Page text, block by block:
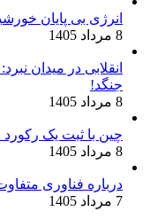
انرژی بی‌ پایان
8 مرداد 1405
انقلابی در میدان
جنگد!
8 مرداد 1405
چین با ثبت یک رکورد
8 مرداد 1405
درباره فناوری
7 مرداد 1405